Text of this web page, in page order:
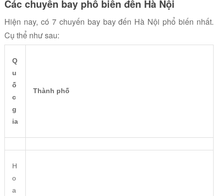
Các chuyến bay phổ biến đến Hà Nội
Hiện nay, có 7 chuyến bay bay đến Hà Nội phổ biến nhất.
Cụ thể như sau:
Q
u
ố
c
g
ia
Thành phố
H
o
a